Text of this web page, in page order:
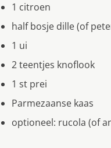
1 citroen
half bosje dille (of
1 ui
2 teentjes knoflook
1 st prei
Parmezaanse kaas
optioneel: rucola (of